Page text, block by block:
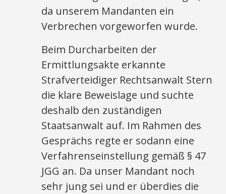
da unserem Mandanten ein
Verbrechen vorgeworfen wurde.
Beim Durcharbeiten der
Ermittlungsakte erkannte
Strafverteidiger Rechtsanwalt Stern
die klare Beweislage und suchte
deshalb den zuständigen
Staatsanwalt auf. Im Rahmen des
Gesprächs regte er sodann eine
Verfahrenseinstellung gemäß § 47
JGG an. Da unser Mandant noch
sehr jung sei und er überdies die